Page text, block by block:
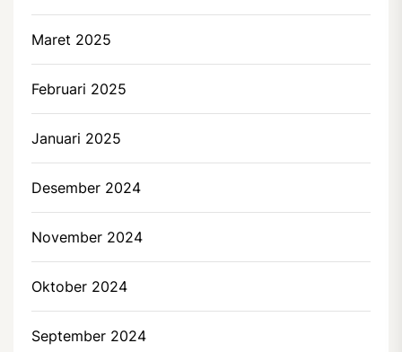
Maret 2025
Februari 2025
Januari 2025
Desember 2024
November 2024
Oktober 2024
September 2024